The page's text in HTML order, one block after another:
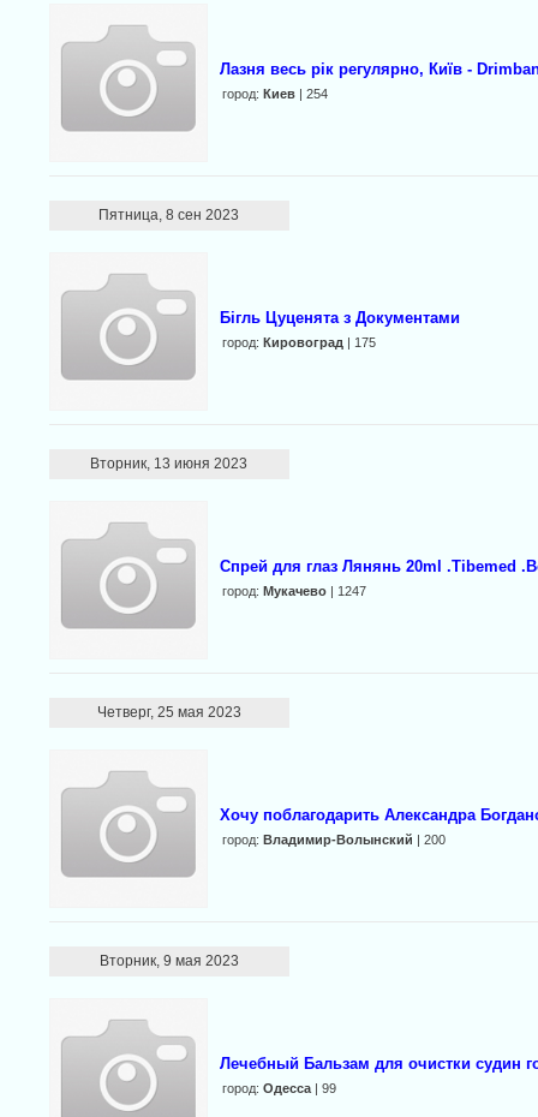
Лазня весь рік регулярно, Київ -
город: Киев| 254
Пятница, 8 сен 2023
Бігль Цуценята з Документами
город: Кировоград | 175
Вторник, 13 июня 2023
Cпрей для глаз Лянянь 20ml .Tibemed
город: Мукачево| 1247
Четверг, 25 мая 2023
Хочу поблагодарить Александра
город: Владимир-Волынский | 200
Вторник, 9 мая 2023
Лечебный Бальзам для очистки судин
город: Одесса| 99